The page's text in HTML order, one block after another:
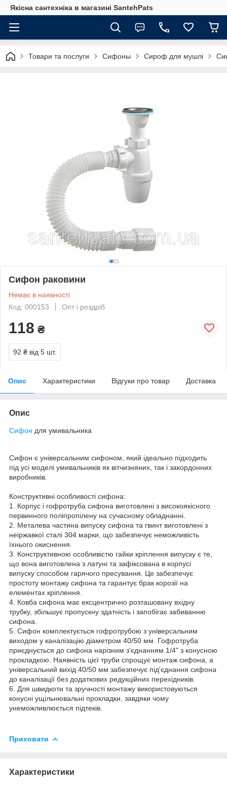
Якісна сантехніка в магазині SantehPats
Товари та послуги Сифоны Сироф для мушлі
Сифон раковини
Немає в наявності
Код: 000153
Опт і роздріб
118 ₴
92 ₴ від 5 шт.
Опис Характеристики Відгуки про товар Доставка
Опис
Сифон для умивальника
Сифон є універсальним сифоном, який ідеально підходить
під усі моделі умивальників як вітчизняних, так і закордонних
виробників.
Конструктивні особливості сифона:
1. Корпус і гофротруба сифона виготовлені з високоякісного
первинного поліпропілену на сучасному обладнанні.
2. Металева частина випуску сифона та гвинт виготовлені з
неіржавкої сталі 304 марки, що забезпечує неможливість
їхнього окиснення.
3. Конструктивною особливістю гайки кріплення випуску є те,
що вона виготовлена з латуні та зафіксована в корпусі
випуску способом гарячого пресування. Це забезпечує
простоту монтажу сифона та гарантує брак корозії на
елементах кріплення.
4. Ковба сифона має ексцентрично розташовану вхідну
трубку, збільшує пропускну здатність і запобігає забиванню
сифона.
5. Сифон комплектується гофротрубою з універсальним
виходом у каналізацію діаметром 40/50 мм. Гофротруба
приєднується до сифона нарізним з'єднанням 1/4" з конусною
прокладкою. Наявність цієї труби спрощує монтаж сифона, а
універсальний вихід 40/50 мм забезпечує під'єднання сифона
до каналізації без додаткових редукційних перехідників.
6. Для швидкоти та зручності монтажу використовуються
конусні ущільнювальні прокладки, завдяки чому
унеможливлюється підтеків.
Приховати
Характеристики